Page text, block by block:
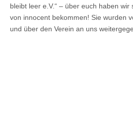
bleibt leer e.V.“ – über euch haben
von innocent bekommen! Sie wurden
und über den Verein an uns